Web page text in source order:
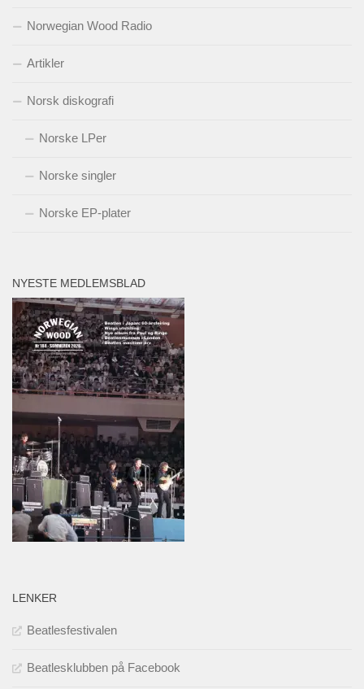
Norwegian Wood Radio
Artikler
Norsk diskografi
Norske LPer
Norske singler
Norske EP-plater
NYESTE MEDLEMSBLAD
LENKER
Beatlesfestivalen
Beatlesklubben på Facebook